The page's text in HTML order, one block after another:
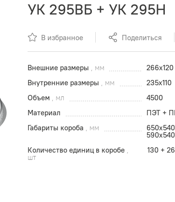
УК 295ВБ + УК 295Н
В избранное Поделиться
Внешние размеры , мм
266x120
Внутренние размеры , мм
235x110
Объем , мл
4500
Материал
ПЭТ +
Габариты короба , мм
Количество единиц в коробе ,
шт
130 +